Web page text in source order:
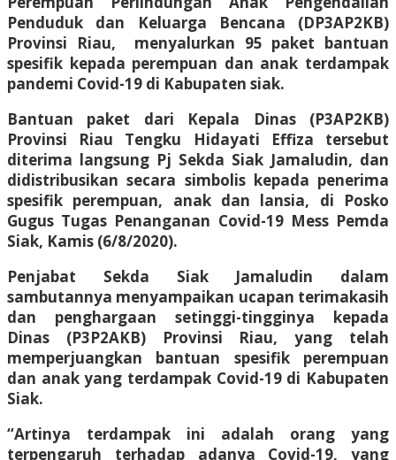
Penduduk dan Keluarga Bencana (DP3AP2KB)
Provinsi Riau, menyalurkan 95 paket bantuan
spesifik kepada perempuan dan anak terdampak
pandemi Covid-19 di Kabupaten siak.
Bantuan paket dari Kepala Dinas (P3AP2KB)
Provinsi Riau Tengku Hidayati Effiza tersebut
diterima langsung Pj Sekda Siak Jamaludin, dan
didistribusikan secara simbolis kepada penerima
spesifik perempuan, anak dan lansia, di Posko
Gugus Tugas Penanganan Covid-19 Mess Pemda
Siak, Kamis (6/8/2020).
Penjabat Sekda Siak Jamaludin dalam
sambutannya menyampaikan ucapan terimakasih
dan penghargaan setinggi-tingginya kepada
Dinas (P3P2AKB) Provinsi Riau, yang telah
memperjuangkan bantuan spesifik perempuan
dan anak yang terdampak Covid-19 di Kabupaten
Siak.
“Artinya terdampak ini adalah orang yang
terpengaruh terhadap adanya Covid-19, yang